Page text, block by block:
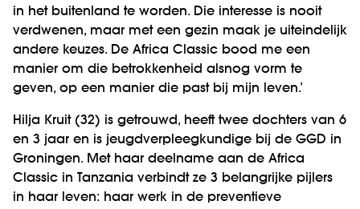
in het buitenland te worden. Die interesse is nooit
verdwenen, maar met een gezin maak je uiteindelijk
andere keuzes. De Africa Classic bood me een
manier om die betrokkenheid alsnog vorm te
geven, op een manier die past bij mijn leven.’
Hilja Kruit (32) is getrouwd, heeft twee dochters van 6
en 3 jaar en is jeugdverpleegkundige bij de GGD in
Groningen. Met haar deelname aan de Africa
Classic in Tanzania verbindt ze 3 belangrijke pijlers
in haar leven: haar werk in de preventieve